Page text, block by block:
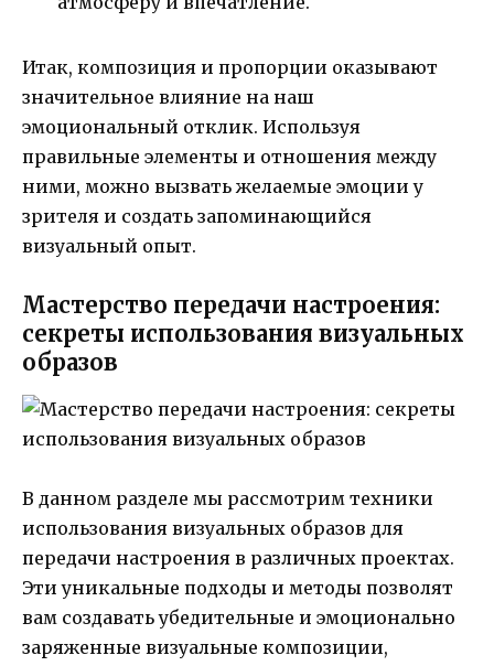
Итак, композиция и пропорции оказывают
значительное влияние на наш
эмоциональный отклик. Используя
правильные элементы и отношения между
ними, можно вызвать желаемые эмоции у
зрителя и создать запоминающийся
визуальный опыт.
Мастерство передачи настроения:
секреты использования визуальных
образов
В данном разделе мы рассмотрим техники
использования визуальных образов для
передачи настроения в различных проектах.
Эти уникальные подходы и методы позволят
вам создавать убедительные и эмоционально
заряженные визуальные композиции,